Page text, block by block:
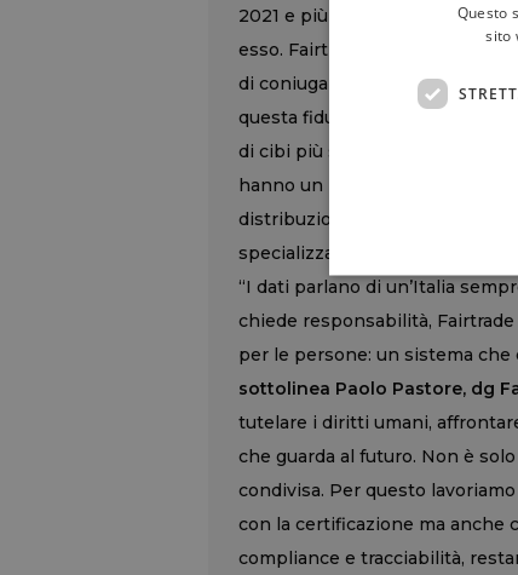
2021 e più di otto persone su
esso. Fairtrade emerge come
di coniugare affidabilità,
questa fiducia a
di cibi più salutari, e predilige
hanno un minor impatto
distribuzione (supermercati,
specializzati, spiega Nielsen.
“I dati parlano di un’Italia
chiede responsabilità,
per le persone: un sistema
sottolinea Paolo Pastore, dg
tutelare i diritti umani,
che guarda al futuro. Non è
condivisa. Per questo
con la certificazione ma anche
compliance e tracciabilità,
Questo
sito